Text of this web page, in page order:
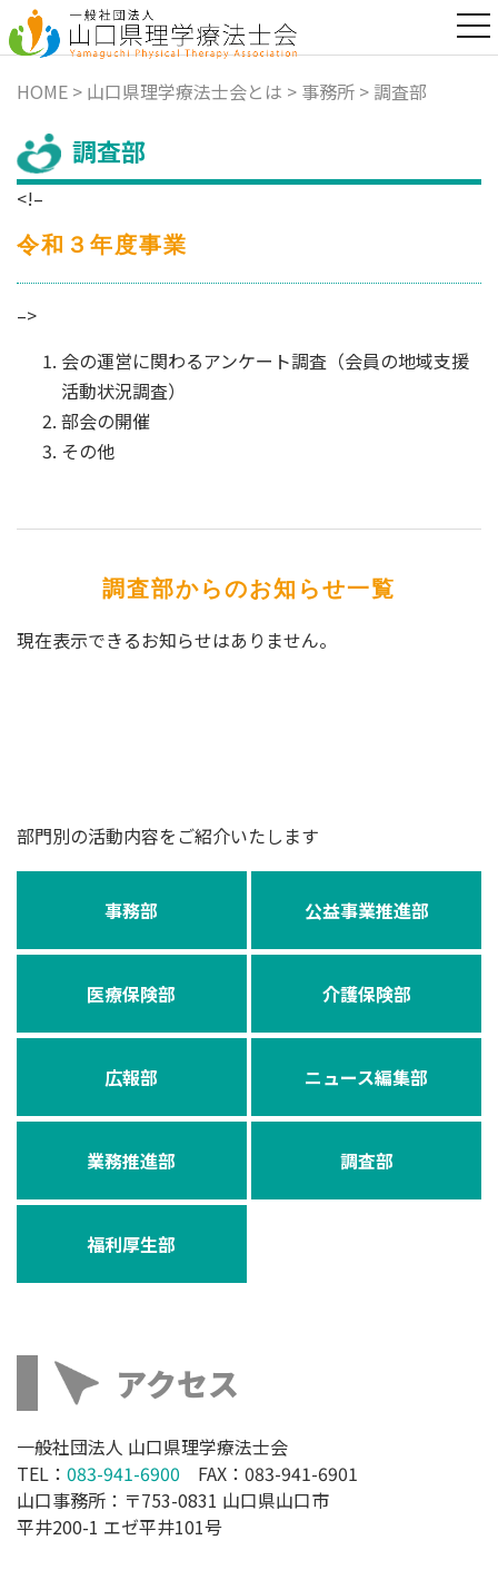
HOME > 山口県理学療法士会とは > 事務所 > 調査部
調査部
<!–
令和３年度事業
–>
会の運営に関わるアンケート調査（会員の地域支援
活動状況調査）
部会の開催
その他
調査部からのお知らせ一覧
現在表示できるお知らせはありません。
部門別の活動内容をご紹介いたします
事務部 公益事業推進部
医療保険部 介護保険部
広報部 ニュース編集部
業務推進部 調査部
福利厚生部
アクセス
一般社団法人 山口県理学療法士会
TEL： 083-941-6900 FAX：083-941-6901
山口事務所：〒753-0831 山口県山口市
平井200-1 エゼ平井101号
t
o
g
v
i